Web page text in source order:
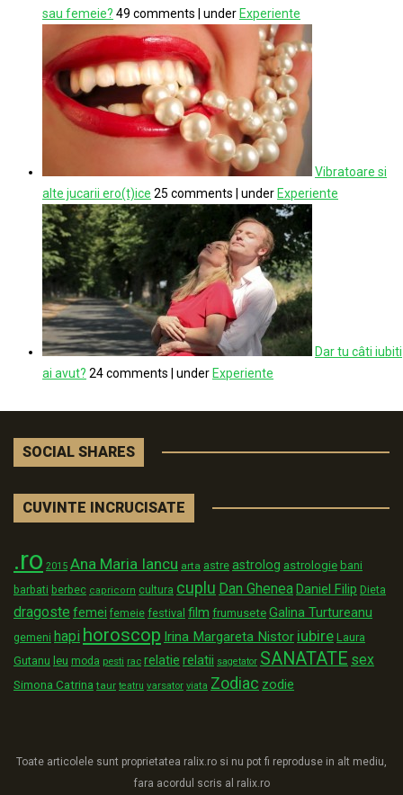
sau femeie? 49 comments under Experiente
Vibratoare si
alte jucarii ero(t)ice 25 comments under Experiente
Dar tu câti iubiti
ai avut? 24 comments under Experiente
SOCIAL SHARES
CUVINTE INCRUCISATE
.ro 2015 Ana Maria Iancu arta astre astrolog astrologie bani
barbati berbec capricorn cultura cuplu Dan GheneaDaniel Filip Dieta
dragoste femei femeie festival film frumusete Galina Turtureanu
gemeni hapi horoscop Irina Margareta Nistor iubire Laura
Gutanu leu moda pesti rac relatie relatii sagetator SANATATE sex
Simona Catrina taur teatru varsator viata Zodiac zodie
Toate articolele sunt proprietatea ralix.ro si nu pot fi reproduse in alt mediu,
fara acordul scris al ralix.ro